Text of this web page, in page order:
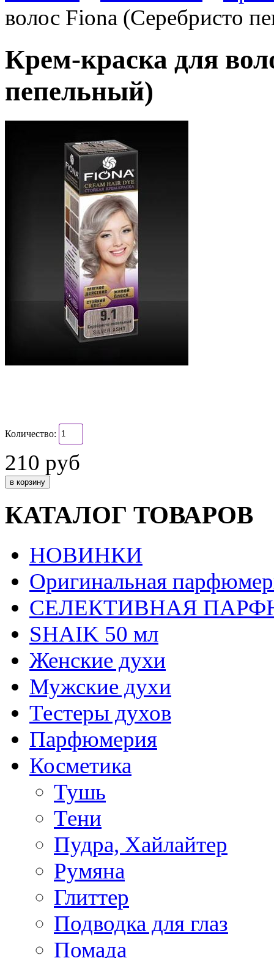
волос Fiona (Серебристо
Крем-краска для
пепельный)
Количество:
210 руб
КАТАЛОГ ТОВАРОВ
НОВИНКИ
Оригинальная
СЕЛЕКТИВНАЯ
SHAIK 50 мл
Женские духи
Мужские духи
Тестеры духов
Парфюмерия
Косметика
Тушь
Тени
Пудра, Хайлайтер
Румяна
Глиттер
Подводка для глаз
Помада